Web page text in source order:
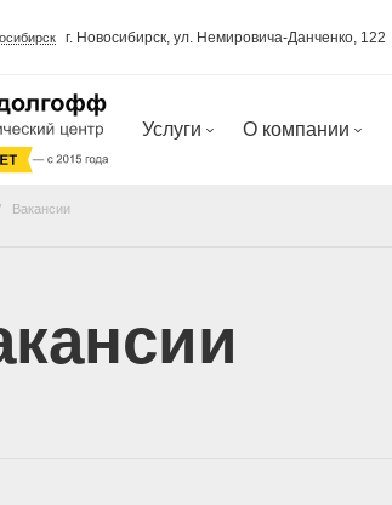
г. Новосибирск, ул. Немировича-Данченко, 122
Услуги О компании
Вакансии